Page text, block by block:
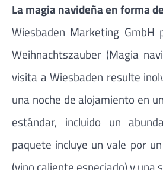
La magia navideña en forma
Wiesbaden Marketing
Weihnachtszauber (Magia
visita a Wiesbaden resulte
una noche de alojamiento en
estándar, incluido un
paquete incluye un vale por